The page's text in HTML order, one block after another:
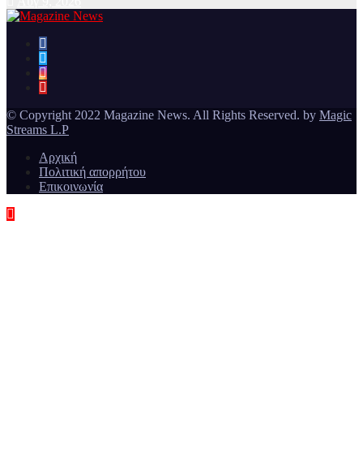
Magazine News
Ειδήσεις και νέα από την Ελλάδα και από όλο τον κόσμο
© Copyright 2022 Magazine News. All Rights Reserved. by Magic
Streams L.P
Αρχική
Πολιτική απορρήτου
Επικοινωνία